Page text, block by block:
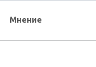
Мнение